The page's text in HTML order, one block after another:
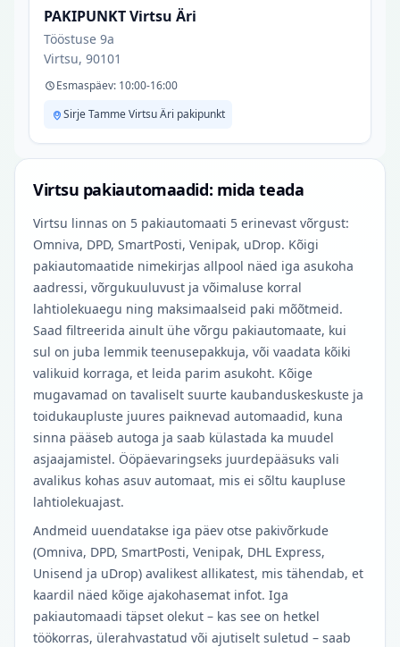
PAKIPUNKT Virtsu Äri
Tööstuse 9a
Virtsu, 90101
Esmaspäev: 10:00-16:00
Sirje Tamme Virtsu Äri pakipunkt
Virtsu pakiautomaadid: mida teada
Virtsu linnas on 5 pakiautomaati 5 erinevast võrgust:
Omniva, DPD, SmartPosti, Venipak, uDrop. Kõigi
pakiautomaatide nimekirjas allpool näed iga asukoha
aadressi, võrgukuuluvust ja võimaluse korral
lahtiolekuaegu ning maksimaalseid paki mõõtmeid.
Saad filtreerida ainult ühe võrgu pakiautomaate, kui
sul on juba lemmik teenusepakkuja, või vaadata kõiki
valikuid korraga, et leida parim asukoht. Kõige
mugavamad on tavaliselt suurte kaubanduskeskuste ja
toidukaupluste juures paiknevad automaadid, kuna
sinna pääseb autoga ja saab külastada ka muudel
asjaajamistel. Ööpäevaringseks juurdepääsuks vali
avalikus kohas asuv automaat, mis ei sõltu kaupluse
lahtiolekuajast.
Andmeid uuendatakse iga päev otse pakivõrkude
(Omniva, DPD, SmartPosti, Venipak, DHL Express,
Unisend ja uDrop) avalikest allikatest, mis tähendab, et
kaardil näed kõige ajakohasemat infot. Iga
pakiautomaadi täpset olekut – kas see on hetkel
töökorras, ülerahvastatud või ajutiselt suletud – saab